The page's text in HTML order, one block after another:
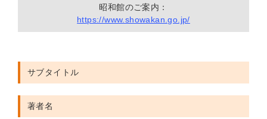
昭和館のご案内：
https://www.showakan.go.jp/
サブタイトル
著者名